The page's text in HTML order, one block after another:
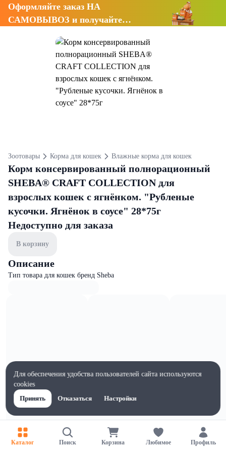
Оформляйте заказ НА
САМОВЫВОЗ и получайте
Зоотовары Корма для кошек Влажные корма для кошек
Корм консервированный полнорационный
SHEBA® CRAFT COLLECTION для
взрослых кошек с ягнёнком. "Рубленые
кусочки. Ягнёнок в соусе" 28*75г
Недоступно для заказа
В корзину
Описание
Тип товара для кошек бренд Sheba
Характеристики
Каталог Поиск Корзина Любимое Профиль
Для обеспечения удобства пользователей сайта используются
cookies
Принять
Отказаться Настройки